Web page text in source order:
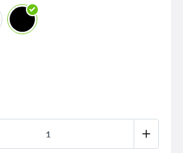
Wprowadź żądaną ilość